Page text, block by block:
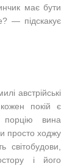
має бути
— підскакує
австрійські
покій є
вина
просто ходжу
світобудови,
і його